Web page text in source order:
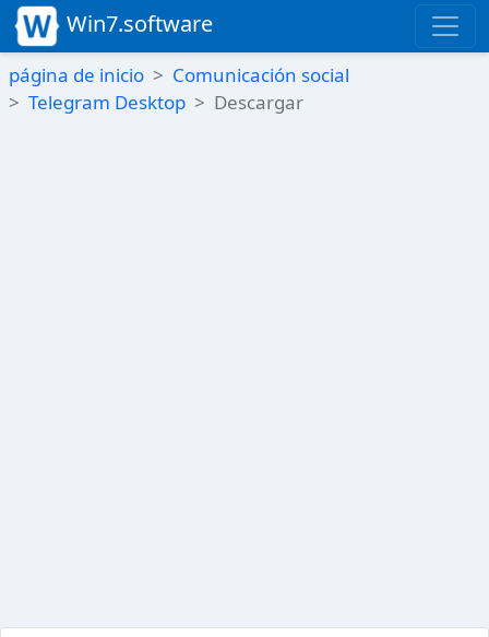
Win7.software
página de inicio
Comunicación social
Telegram Desktop
Descargar